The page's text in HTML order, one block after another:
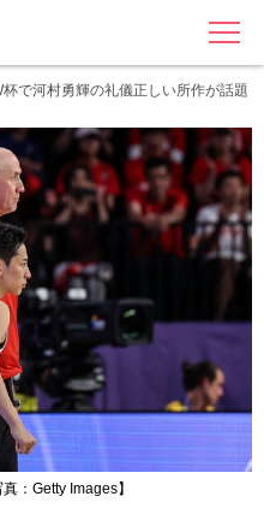
MENU
杯で河村勇輝の礼儀正しい所作が話題
：Getty Images】